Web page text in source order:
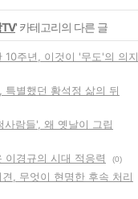
' 카테고리의 다른 글
10주년, 이것이 '무도'의 의지
특별했던 황석정 삶의 뒤
사람들', 왜 옛날이 그립
이경규의 시대 적응력
(0)
, 무엇이 현명한 후속 처리